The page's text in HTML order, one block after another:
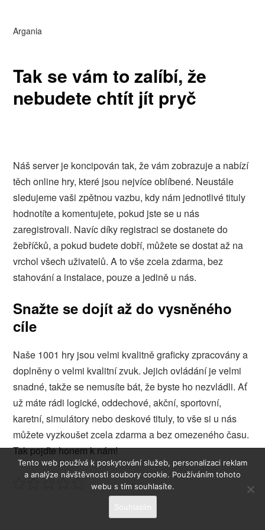
Argania
Tak se vám to zalíbí, že
nebudete chtít jít pryč
Náš server je koncipován tak, že vám zobrazuje a nabízí
těchonline hry, které jsou nejvíce oblíbené. Neustále
sledujeme vaši zpětnou vazbu, kdy nám jednotlivé tituly
hodnotíte a komentujete, pokud jste se u nás
zaregistrovali. Navíc díky registraci se dostanete do
žebříčků, a pokud budete dobří, můžete se dostat až na
vrchol všech uživatelů. A to vše zcela zdarma, bez
stahování a instalace, pouze a jedině u nás.
Snažte se dojít až do vysněného
cíle
Naše 1001 hry jsou velmi kvalitně graficky zpracovány a
doplněny o velmi kvalitní zvuk. Jejich ovládání je velmi
snadné, takže se nemusíte bát, že byste ho nezvládli. Ať
už máte rádi logické, oddechové, akční, sportovní,
karetní, simulátory nebo deskové tituly, to vše si u nás
můžete vyzkoušet zcela zdarma a bez omezeného času.
Tak pojďte honem k nám!
Tento web používá k poskytování služeb, personalizaci reklam
a analýze návštěvnosti soubory cookie. Používáním tohoto
webu s tím souhlasíte.
Souhlasím